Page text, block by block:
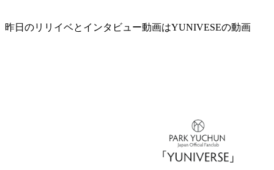
昨日のリリイベとインタビュー動画はYUNIVESEの動画